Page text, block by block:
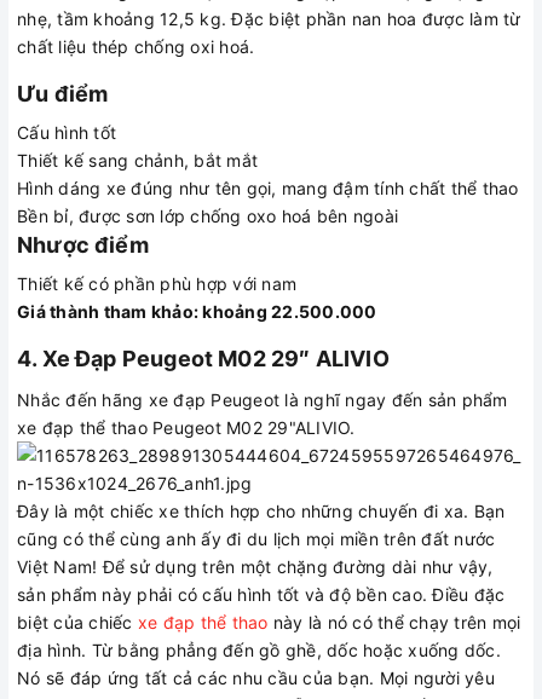
nhẹ, tầm khoảng 12,5 kg. Đặc biệt phần nan hoa được làm từ
chất liệu thép chống oxi hoá.
Ưu điểm
Cấu hình tốt
Thiết kế sang chảnh, bắt mắt
Hình dáng xe đúng như tên gọi, mang đậm tính chất thể thao
Bền bỉ, được sơn lớp chống oxo hoá bên ngoài
Nhược điểm
Thiết kế có phần phù hợp với nam
Giá thành tham khảo: khoảng 22.500.000
4. Xe Đạp Peugeot M02 29″ ALIVIO
Nhắc đến hãng xe đạp Peugeot là nghĩ ngay đến sản phẩm
xe đạp thể thao Peugeot M02 29"ALIVIO.
Đây là một chiếc xe thích hợp cho những chuyến đi xa. Bạn
cũng có thể cùng anh ấy đi du lịch mọi miền trên đất nước
Việt Nam! Để sử dụng trên một chặng đường dài như vậy,
sản phẩm này phải có cấu hình tốt và độ bền cao. Điều đặc
biệt của chiếc xe đạp thể thao này là nó có thể chạy trên mọi
địa hình. Từ bằng phẳng đến gồ ghề, dốc hoặc xuống dốc.
Nó sẽ đáp ứng tất cả các nhu cầu của bạn. Mọi người yêu